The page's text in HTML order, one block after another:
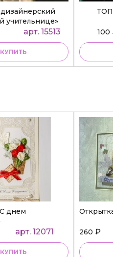
учительнице»
арт. 15513
КУПИТЬ
100
днем
арт. 12071
КУПИТЬ
260₽